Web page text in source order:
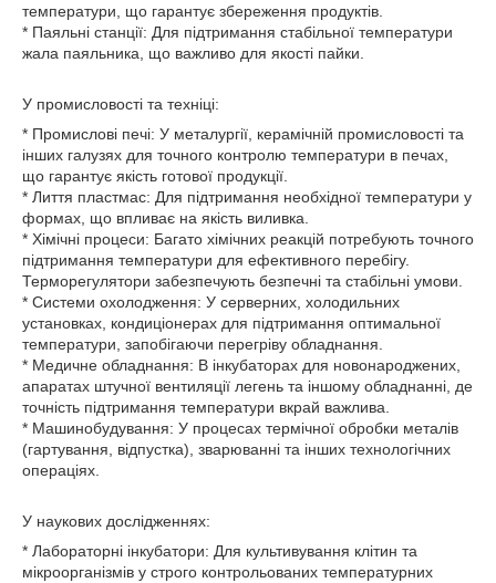
температури, що гарантує збереження продуктів.
* Паяльні станції: Для підтримання стабільної температури
жала паяльника, що важливо для якості пайки.
У промисловості та техніці:
* Промислові печі: У металургії, керамічній промисловості та
інших галузях для точного контролю температури в печах,
що гарантує якість готової продукції.
* Лиття пластмас: Для підтримання необхідної температури у
формах, що впливає на якість виливка.
* Хімічні процеси: Багато хімічних реакцій потребують точного
підтримання температури для ефективного перебігу.
Терморегулятори забезпечують безпечні та стабільні умови.
* Системи охолодження: У серверних, холодильних
установках, кондиціонерах для підтримання оптимальної
температури, запобігаючи перегріву обладнання.
* Медичне обладнання: В інкубаторах для новонароджених,
апаратах штучної вентиляції легень та іншому обладнанні, де
точність підтримання температури вкрай важлива.
* Машинобудування: У процесах термічної обробки металів
(гартування, відпустка), зварюванні та інших технологічних
операціях.
У наукових дослідженнях:
* Лабораторні інкубатори: Для культивування клітин та
мікроорганізмів у строго контрольованих температурних